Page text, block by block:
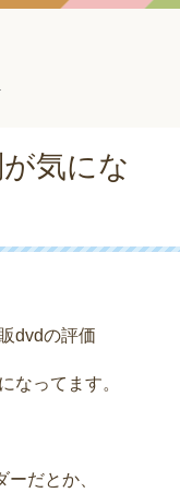
気にな
dvdの評価
なってます。
だとか、